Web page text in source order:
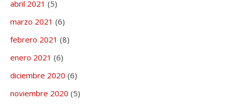
abril 2021 (5)
marzo 2021 (6)
febrero 2021 (8)
enero 2021 (6)
diciembre 2020 (6)
noviembre 2020 (5)